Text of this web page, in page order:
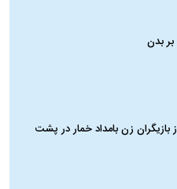
بدن
بازیگران زن بامداد خمار در پشت